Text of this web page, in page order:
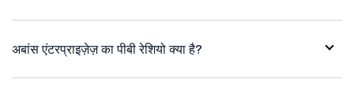
अबांस एंटरप्राइज़ेज़ का पीबी रेशियो क्या है?